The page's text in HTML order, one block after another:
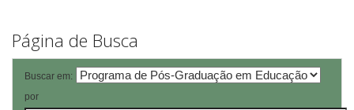
Página de Busca
Buscar em:
por